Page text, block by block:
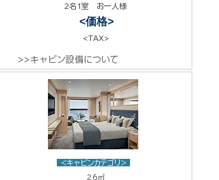
2名1室 お一人様
<価格>
<TAX>
>>キャビン設備について
<キャビンカテゴリ>
26㎡